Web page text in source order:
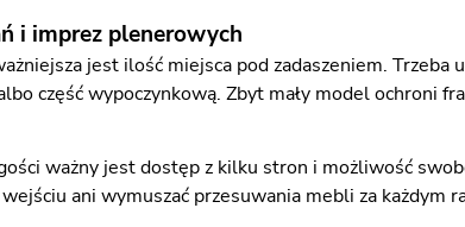
i imprez plenerowych
jest ilość miejsca pod zadaszeniem. Trzeba
część wypoczynkową. Zbyt mały model ochroni
ważny jest dostęp z kilku stron i możliwość
ani wymuszać przesuwania mebli za każdym